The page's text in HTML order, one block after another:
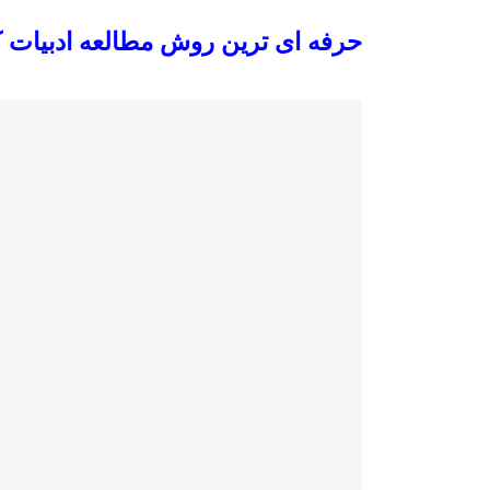
حرفه ای ترین روش مطالعه ادبیات